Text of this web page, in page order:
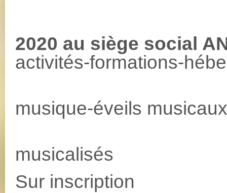
2020 au siège social
activités-formations-
musique-éveils
musicalisés
Sur inscription